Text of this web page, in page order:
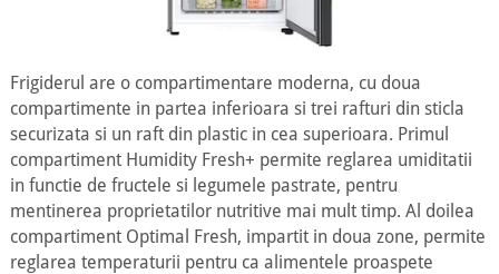
Frigiderul are o compartimentare moderna, cu doua
compartimente in partea inferioara si trei rafturi din sticla
securizata si un raft din plastic in cea superioara. Primul
compartiment Humidity Fresh+ permite reglarea umiditatii
in functie de fructele si legumele pastrate, pentru
mentinerea proprietatilor nutritive mai mult timp. Al doilea
compartiment Optimal Fresh, impartit in doua zone, permite
reglarea temperaturii pentru ca alimentele proaspete